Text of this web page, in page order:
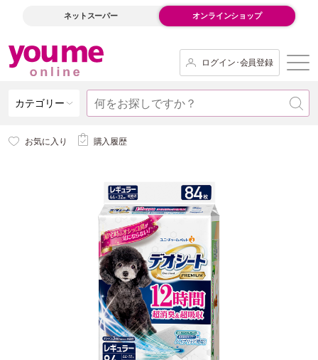
ネットスーパー オンラインショップ
ログイン･会員登録
カテゴリー
お気に入り 購入履歴